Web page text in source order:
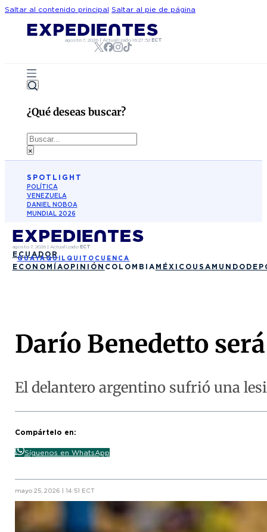
Saltar al contenido principal Saltar al pie de página
agosto 7, 2026| Actualizado 16:27:52 ECT
¿Qué deseas buscar?
Buscar
×
SPOTLIGHT
POLÍTICA
VENEZUELA
DANIEL NOBOA
MUNDIAL 2026
agosto 7, 2026| Actualizado ECT
ECUADOR
GUAYAQUIL QUITO CUENCA
ECONOMÍAOPINIÓN COLOMBIA MÉXICO USA MUNDO
Darío Benedetto
El delantero argentino sufrió una
Compártelo en:
Síguenos en WhatsApp
mayo 25, 2026 | 14:51 ECT